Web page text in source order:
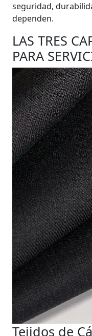
seguridad,
dependen.
LAS TRES
PARA
Tejidos de